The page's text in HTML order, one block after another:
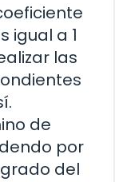
igual a 1
las
de
por
del